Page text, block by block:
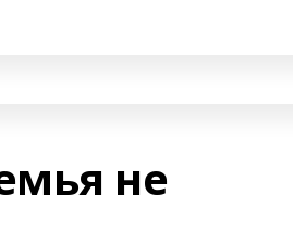
не